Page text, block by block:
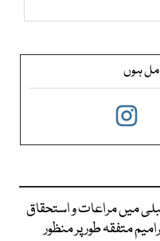
ہوں
میں مراعات و استحقاق